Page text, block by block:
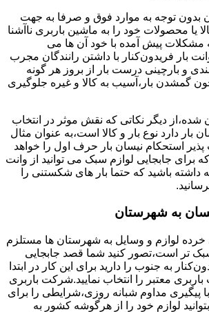
بدون توجه به موارد فوق و صرفا به جهت
یا محصولات خود را به ماشین باربری ناآشنا
مشکلات پیش آمده با خود آن ها می
بار فریدون‌کنار با داشتن رانندگان مجرب
و بارچینی درست بار از بروز هر گونه
گمشدن بار،آسیب به کالا و غیره جلوگیری
شده،از دیگر نکاتی که نقش موثر در انتخاب
بار دارد نوع بار و کالا است،به عنوان مثال
پذیر استحکام نیسان بار حرف اول را خواهد
برای جابجایی لوازم سبک می توانید از وانت
داشته باشید که حتما بار های شکستنی را
به شهرستان
لوازم و وسایل به شهرستان ها مستلزم
تر است،تصور کنید شما قصد جابجایی
به جنوب را دارید برای این کار در ابتدا
معتبر را انتخاب نمایید.شرکت باربری
پیگیری مداوم شبانه روزی،شرایطی را برای
لوازم خود را از هرگوشه کشور به